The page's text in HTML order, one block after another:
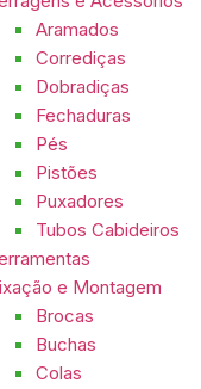
Aramados
Corrediças
Dobradiças
Fechaduras
Pés
Pistões
Puxadores
Tubos Cabideiros
e Montagem
Brocas
Buchas
Colas